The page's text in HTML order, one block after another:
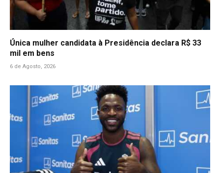
Única mulher candidata à Presidência declara R$ 33
mil em bens
6 de Agosto, 2026